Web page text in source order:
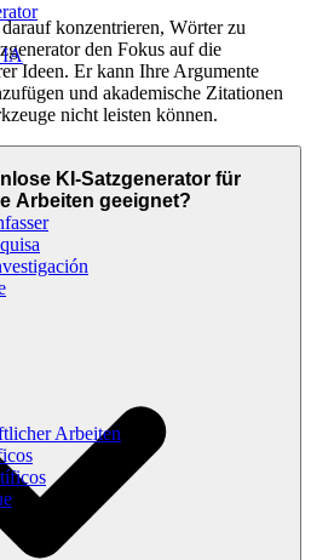
IA
Arbeiten
konzentrieren, Wörter zu
den Fokus auf die
Ideen. Er kann Ihre Argumente
und akademische Zitationen
nicht leisten können.
KI-Satzgenerator für
Arbeiten geeignet?